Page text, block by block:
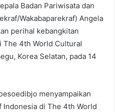
Badan Pariwisata dan
Wakabaparekraf) Angela
perihal kebangkitan
The 4th World Cultural
Korea Selatan, pada 14
menyampaikan
di The 4th World